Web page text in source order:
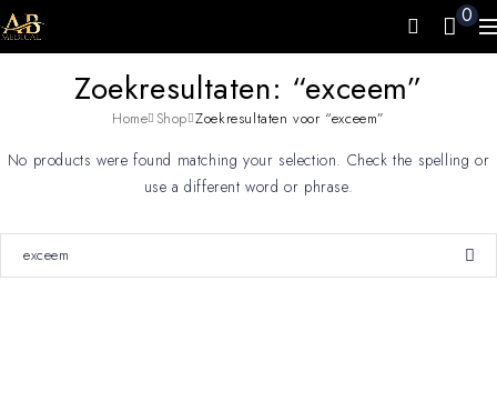
0
Zoekresultaten: “exceem”
Home Shop Zoekresultaten voor “exceem”
No products were found matching your selection. Check the spelling or
use a different word or phrase.